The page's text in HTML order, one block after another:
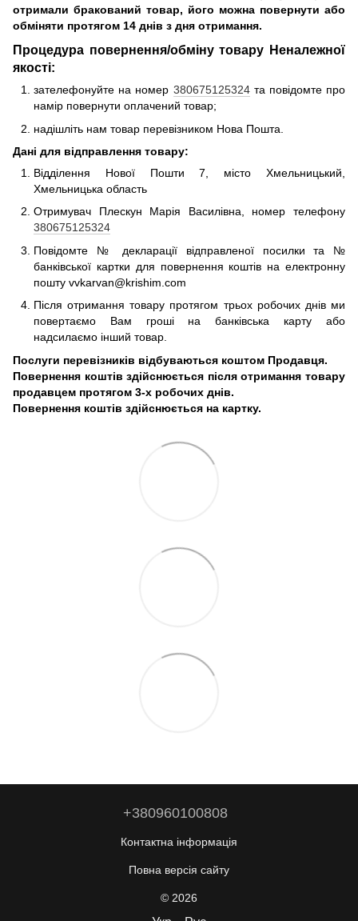
отримали бракований товар, його можна повернути або
обміняти протягом 14 днів з дня отримання.
Процедура повернення/обміну товару Неналежної
якості:
зателефонуйте на номер 380675125324та повідомте про
намір повернути оплачений товар;
надішліть нам товар перевізником Нова Пошта.
Дані для відправлення товару:
Відділення Нової Пошти 7, місто Хмельницький,
Хмельницька область
Отримувач Плескун Марія Василівна, номер телефону
380675125324
Повідомте № декларації відправленої посилки та №
банківської картки для повернення коштів на електронну
пошту vvkarvan@krishim.com
Після отримання товару протягом трьох робочих днів ми
повертаємо Вам гроші на банківська карту або
надсилаємо інший товар.
Послуги перевізників відбуваються коштом Продавця.
Повернення коштів здійснюється після отримання товару
продавцем протягом 3-х робочих днів.
Повернення коштів здійснюється на картку.
+380960100808
Контактна інформація
Повна версія сайту
© 2026